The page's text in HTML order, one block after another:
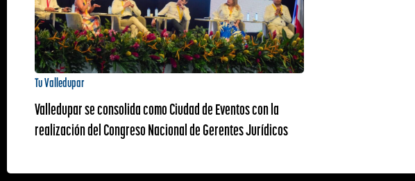
Tu Valledupar
Valledupar se consolida como Ciudad de Eventos con la
realización del Congreso Nacional de Gerentes Jurídicos